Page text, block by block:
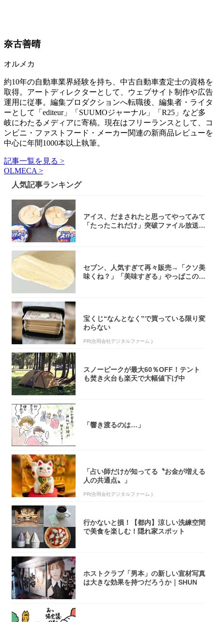
奈古善晴
オルメカ
約10年の自動車業界経験を持ち、中古自動車査定士の資格を
取得。アートディレクターとして、ウェブサイト制作や広告
運用に従事。編集プロダクションへ転職後、編集者・ライタ
ーとして「editeur」「SUUMOジャーナル」「R25」など多
岐にわたるメディアに寄稿。現在はフリーランスとして、コ
ンビニ・ファストフード・メーカー関連の新商品レビューを
中心に年間1000本以上執筆。
記事一覧を見る >
OLMECA >
人気記事ランキング
アイス、だまされたと思ってやってみて
「たったこれだけ」突破ファイル放送で
セブン、人気すぎて再々販売→「クソ美
味くね？」「美味すぎる」やっぱこのク
宝くじ“なんとなく”で買っている限り変
わらない
PR(合同会社デジタルファーム )
スノーピークが最大60％OFF！テント
も焚き火台も楽天で大幅値下げ中
「響き渡るのは…」
「占い師だけが知ってる〝お金が増える
人の共通点〟」
PR(合同会社デジタルファーム )
行かないと損！【都内】涼しい洗練空間
で美食を楽しむ！隠れ家スポット
ホストクラブ「男本」の新しい宣材写真
は大きな効果を持つだろうか｜SHUN